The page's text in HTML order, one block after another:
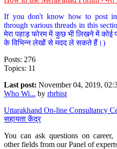
If you don't know how to post in
through various threads in this
मेरा पहाड़ फोरम में कुछ भी लिखने में कोई
के विभिन्न लेखों से मदद ले सकते हैं।)
Posts: 276
Topics: 11
Last post: November 04, 2019,
Who Wi... by rbrbist
Uttarakhand On-line Consultancy
सहायता केंद्र
You can ask questions on
other fields from our Panel of